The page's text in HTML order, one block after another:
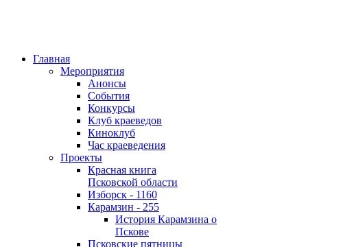
Главная
Мероприятия
Анонсы
События
Конкурсы
Клуб краеведов
Киноклуб
Час краеведения
Проекты
Красная книга
Псковской области
Изборск - 1160
Карамзин - 255
История Карамзина о
Пскове
Псковские пятницы